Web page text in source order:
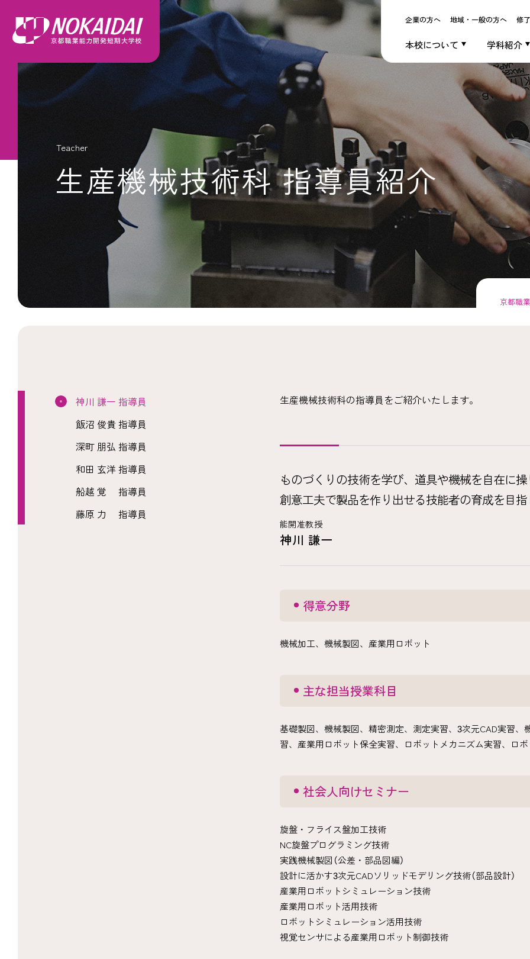
企業の方へ 地域・一般の方へ 修
本校について 学科紹介
Teacher
生産機械技術科指導員紹介
京都職
神川 謙一 指導員
飯沼 俊貴 指導員
深町 朋弘 指導員
和田 玄洋 指導員
船越 覚 指導員
藤原 力 指導員
生産機械技術科の指導員をご紹介いたします。
ものづくりの技術を学び、道具や機械を自在に操
創意工夫で製品を作り出せる技能者の育成を目指
能開准教授
神川 謙一
得意分野
機械加工、機械製図、産業用ロボット
主な担当授業科目
基礎製図、機械製図、精密測定、測定実習、3次元CAD実習
習、産業用ロボット保全実習、ロボットメカニズム実習、ロ
社会人向けセミナー
旋盤・フライス盤加工技術
NC旋盤プログラミング技術
実践機械製図（公差・部品図編）
設計に活かす3次元CADソリッドモデリング技術（部品設計）
産業用ロボットシミュレーション技術
産業用ロボット活用技術
ロボットシミュレーション活用技術
視覚センサによる産業用ロボット制御技術